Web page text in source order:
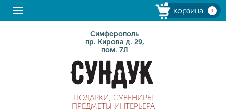
корзина 1
Симферополь
пр. Кирова д. 29,
пом. 7Л
ПОДАРКИ, СУВЕНИРЫ
ПРЕДМЕТЫ ИНТЕРЬЕРА